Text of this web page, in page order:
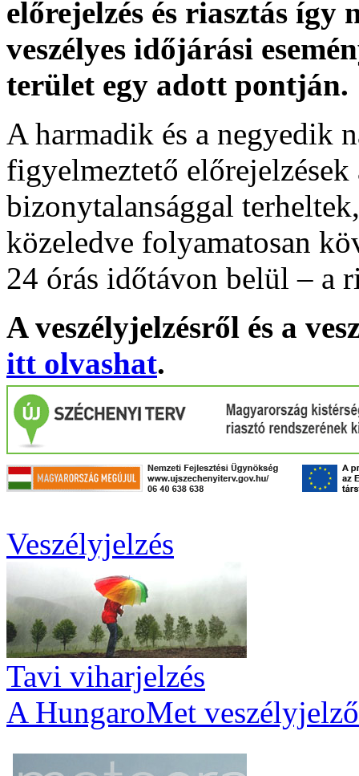
előrejelzés és riasztás
veszélyes időjárási
terület egy adott pontján.
A harmadik és a negyedik
figyelmeztető
bizonytalansággal
közeledve folyamatosan
24 órás időtávon belül – a
A veszélyjelzésről és a
itt olvashat.
Veszélyjelzés
Tavi viharjelzés
A HungaroMet